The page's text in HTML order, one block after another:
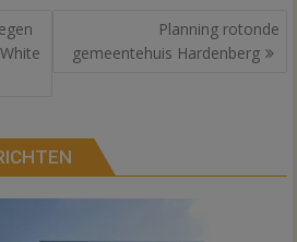
Planning rotonde
gemeentehuis Hardenberg